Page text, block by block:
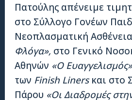
Πατούλης απένειμε
στο Σύλλογο Γονέων
Νεοπλασματική Ασθένεια
Φλόγα», στο Γενικό
Αθηνών «Ο
των Finish Linersκαι στο
Πάρου «Οι Διαδρομές